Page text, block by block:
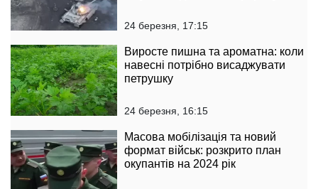
24 березня, 17:15
Виросте пишна та ароматна: коли
навесні потрібно висаджувати
петрушку
24 березня, 16:15
Масова мобілізація та новий
формат військ: розкрито план
окупантів на 2024 рік